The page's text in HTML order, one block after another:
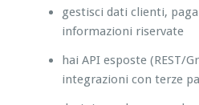
gestisci dati clienti,
informazioni riservate
hai API esposte (REST/
integrazioni con terze